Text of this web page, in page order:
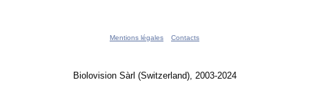
Mentions légales Contacts
Biolovision Sàrl (Switzerland), 2003-2024